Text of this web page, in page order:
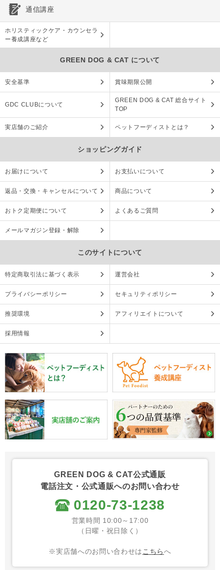
通信講座
ホリスティックケア・カウンセラ
ー養成講座など
GREEN DOG & CAT について
安全基準 賞味期限公開
GDC CLUBについて
GREEN DOG & CAT 総合サイト
TOP
実店舗のご紹介 ペットフーディストとは？
ショッピングガイド
お届けについて お支払いについて
返品・交換・キャンセルについて 商品について
おトク定期便について よくあるご質問
メールマガジン登録・解除
このサイトについて
特定商取引法に基づく表示 運営会社
プライバシーポリシー セキュリティポリシー
推奨環境 アフィリエイトについて
採用情報
GREEN DOG & CAT公式通販
電話注文・公式通販へのお問い合わせ
0120-73-1238
営業時間 10:00～17:00
（日曜・祝日除く）
※実店舗へのお問い合わせは こちらへ